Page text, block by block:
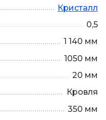
Кристалл
0,5
1 140 мм
1050 мм
20 мм
Кровля
350 мм